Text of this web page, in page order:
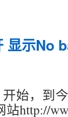
显示No
始，到
http://